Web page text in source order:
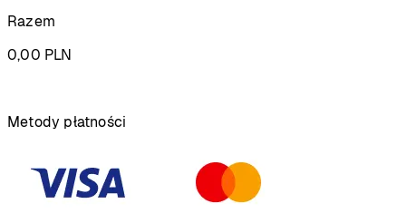
Razem
0,00 PLN
Metody płatności